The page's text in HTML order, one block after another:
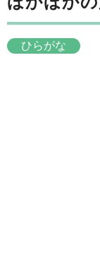
ひらがな